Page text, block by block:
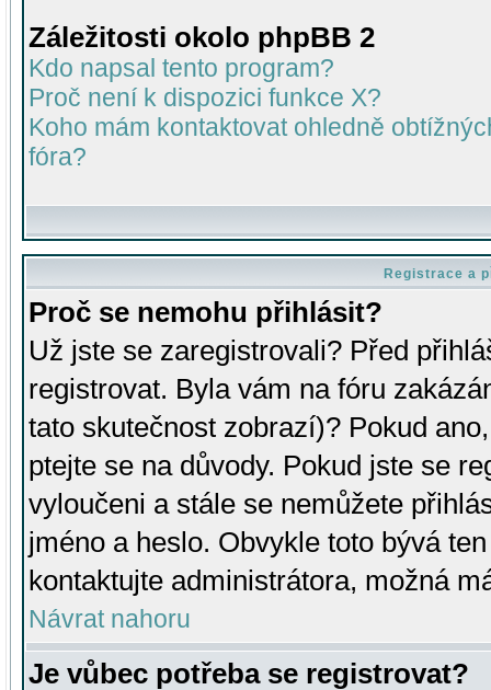
Záležitosti okolo phpBB 2
Kdo napsal tento program?
Proč není k dispozici funkce X?
Koho mám kontaktovat ohledně
fóra?
Registrace a
Proč se nemohu přihlásit?
Už jste se zaregistrovali? Před
registrovat. Byla vám na fóru
tato skutečnost zobrazí)? Pokud
ptejte se na důvody. Pokud jste se
vyloučeni a stále se nemůžete
jméno a heslo. Obvykle toto bývá
kontaktujte administrátora, možná
Návrat nahoru
Je vůbec potřeba se registrovat?